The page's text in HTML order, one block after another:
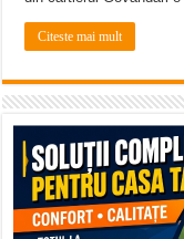
Citeste mai mult